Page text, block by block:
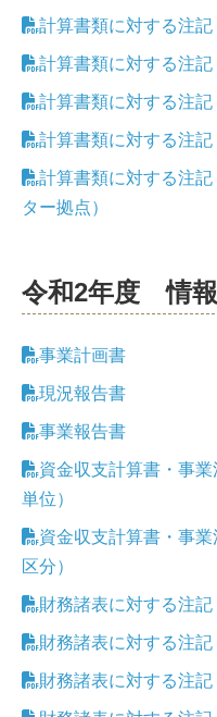
計算書類に対する注記
計算書類に対する注記
計算書類に対する注記
計算書類に対する注記
計算書類に対する注
ター拠点）
令和2年度 情
事業計画書
現況報告書
事業報告書
資金収支計算書・事
単位）
資金収支計算書・事
区分）
財務諸表に対する注記
財務諸表に対する注記
財務諸表に対する注記